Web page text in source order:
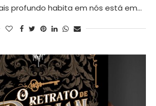
profundo habita em nós está em…